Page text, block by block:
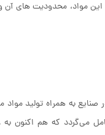
مواد، محدودیت های آن
به همراه تولید مواد
می‌گردد که هم اکنون